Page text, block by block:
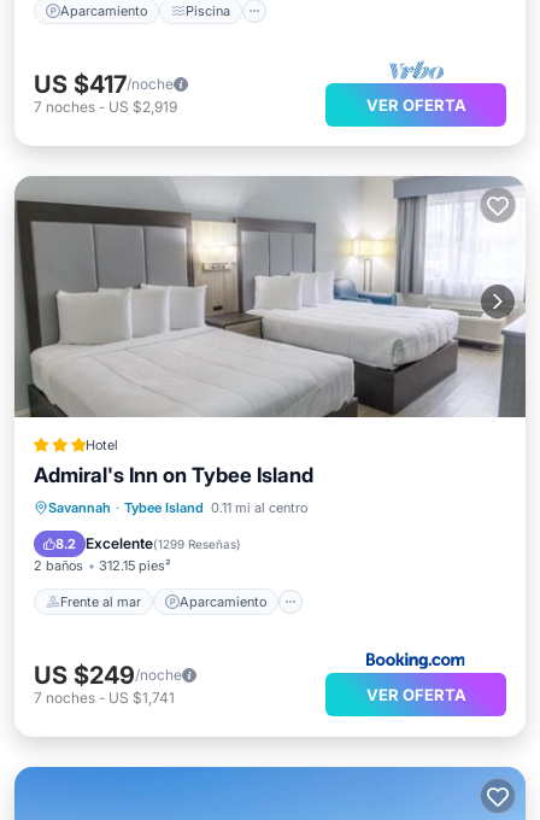
Aparcamiento Piscina
US $417/noche
7 noches - US $2,919 VER OFERTA
Hotel
Admiral's Inn on Tybee Island
Savannah · Tybee Island 0.11 mi al centro
8.2 Excelente(1299 Reseñas)
2 baños 312.15 pies²
Frente al mar Aparcamiento
Frente al mar Aparcamiento
Vista al mar
US $249/noche
7 noches - US $1,741 VER OFERTA